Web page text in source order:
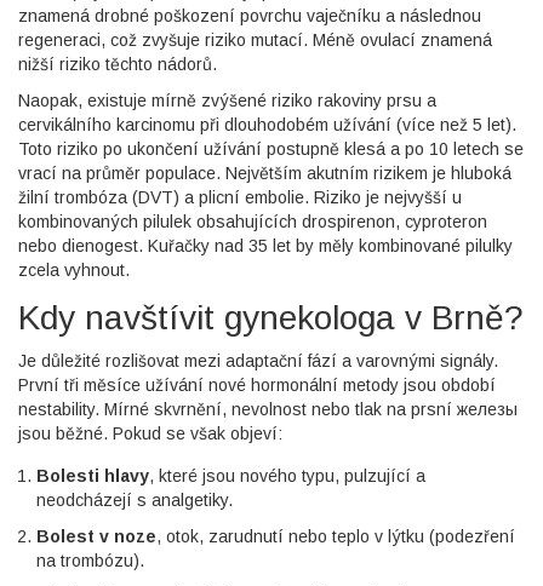
znamená drobné poškození povrchu vaječníku a následnou
regeneraci, což zvyšuje riziko mutací. Méně ovulací znamená
nižší riziko těchto nádorů.
Naopak, existuje mírně zvýšené riziko rakoviny prsu a
cervikálního karcinomu při dlouhodobém užívání (více než 5 let).
Toto riziko po ukončení užívání postupně klesá a po 10 letech se
vrací na průměr populace. Největším akutním rizikem je hluboká
žilní trombóza (DVT) a plicní embolie. Riziko je nejvyšší u
kombinovaných pilulek obsahujících drospirenon, cyproteron
nebo dienogest. Kuřačky nad 35 let by měly kombinované pilulky
zcela vyhnout.
Kdy navštívit gynekologa v Brně?
Je důležité rozlišovat mezi adaptační fází a varovnými signály.
První tři měsíce užívání nové hormonální metody jsou období
nestability. Mírné skvrnění, nevolnost nebo tlak na prsní железы
jsou běžné. Pokud se však objeví:
Bolesti hlavy, které jsou nového typu, pulzující a
neodcházejí s analgetiky.
Bolest v noze, otok, zarudnutí nebo teplo v lýtku (podezření
na trombózu).